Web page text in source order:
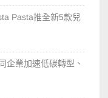
Pasta推全新5款兒
業加速低碳轉型、